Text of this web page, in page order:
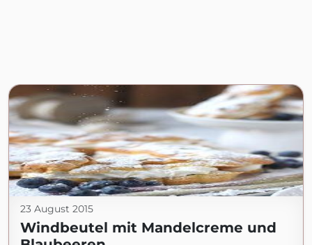
23 August 2015
Windbeutel mit Mandelcreme und